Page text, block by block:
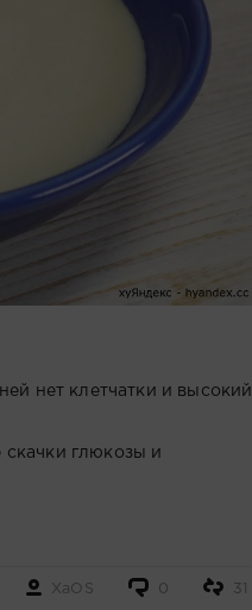
нет клетчатки и высокий
глюкозы и
XaOS 0 31